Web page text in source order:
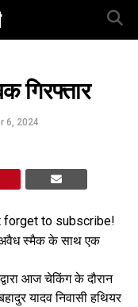
गिरफ्तार
6, 2024
forget to subscribe!
अवैध स्मैक के साथ एक
आज चेकिंग के दौरान
यादव निवासी हथियर